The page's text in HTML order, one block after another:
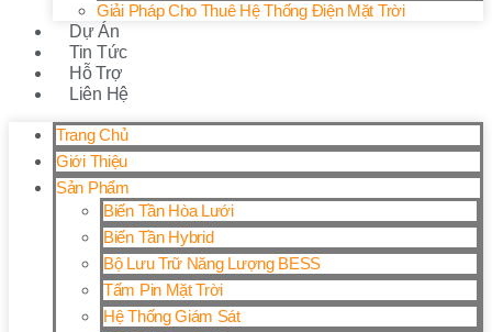
Giải Pháp Cho Thuê Hệ Thống Điện Mặt Trời
Dự Án
Tin Tức
Hỗ Trợ
Liên Hệ
Trang Chủ
Giới Thiệu
Sản Phẩm
Biến Tần Hòa Lưới
Biến Tần Hybrid
Bộ Lưu Trữ Năng Lượng BESS
Tấm Pin Mặt Trời
Hệ Thống Giám Sát